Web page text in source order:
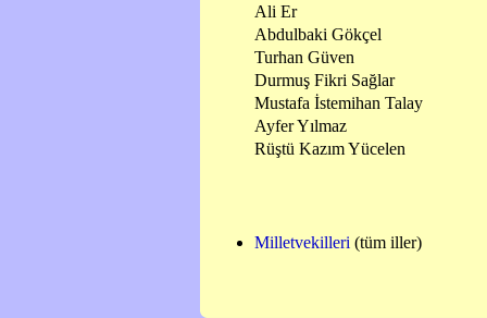
Ali Er
Abdulbaki Gökçel
Turhan Güven
Durmuş Fikri Sağlar
Mustafa İstemihan Talay
Ayfer Yılmaz
Rüştü Kazım Yücelen
Milletvekilleri (tüm iller)